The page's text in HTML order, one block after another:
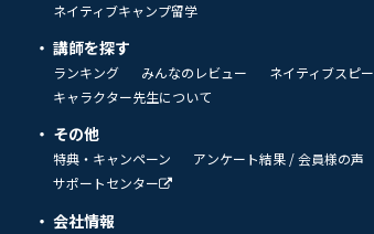
ネイティブキャンプ留学
講師を探す
ランキング みんなのレビュー ネイティブスピ
キャラクター先生について
その他
特典・キャンペーン アンケート結果 / 会員様の声
サポートセンター
会社情報